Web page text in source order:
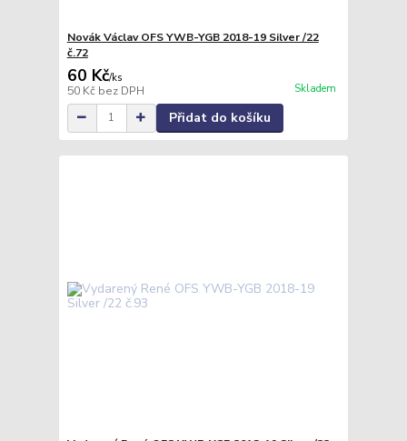
Novák Václav OFS YWB-YGB 2018-19 Silver /22
č.72
60 Kč/ks
50 Kč bez DPH Skladem
Přidat do košíku